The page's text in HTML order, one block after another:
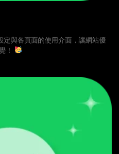
定與各頁面的使用介面，讓網站優
！